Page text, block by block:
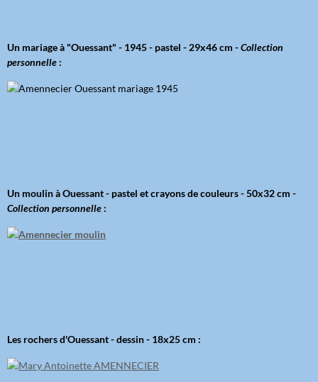
Un mariage à "Ouessant" - 1945 - pastel - 29x46 cm -Collection
personnelle :
Un moulin à Ouessant - pastel et crayons de couleurs - 50x32 cm -
Collection personnelle :
Les rochers d'Ouessant - dessin - 18x25 cm :